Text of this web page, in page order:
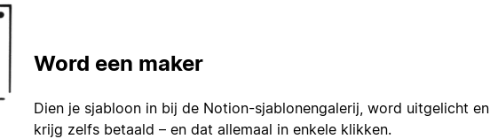
Word een maker
Dien je sjabloon in bij de Notion-sjablonengalerij, word uitgelicht en
krijg zelfs betaald – en dat allemaal in enkele klikken.